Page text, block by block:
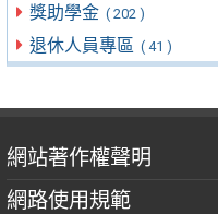
獎助學金 ( 202 )
退休人員專區 ( 41 )
網站著作權聲明
網路使用規範